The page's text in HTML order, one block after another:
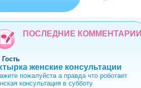
ПОСЛЕДНИЕ КОММЕНТАРИИ
Гость
женские консультации
пожалуйста а правда что роботает
консультация в субботу